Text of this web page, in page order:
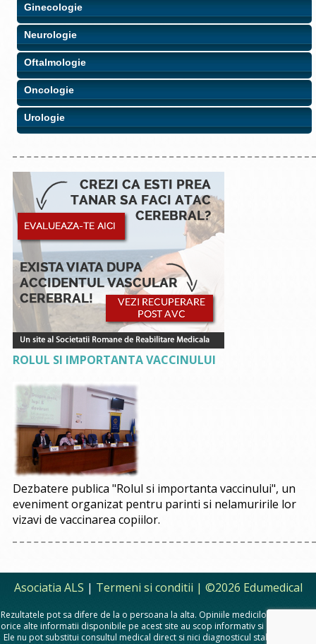
Ginecologie
Neurologie
Oftalmologie
Oncologie
Urologie
ROLUL SI IMPORTANTA VACCINULUI
Dezbatere publica "Rolul si importanta vaccinului", un
eveniment organizat pentru parinti si nelamuririle lor
vizavi de vaccinarea copiilor.
Asociatia ALS | Termeni si conditii | ©2026 Edumedical
Rezultatele pot sa difere de la o persoana la alta. Opiniile medicilor, sfaturile si
orice alte informatii disponibile pe acest site au scop informativ si educational.
Ele nu pot substitui consultul medical direct si nici diagnosticul stabilit in urma